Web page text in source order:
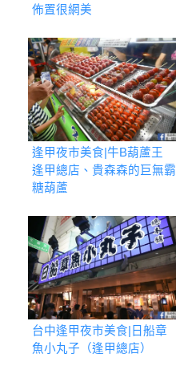
佈置很網美
逢甲夜市美食|牛B葫蘆王
逢甲總店、貴森森的巨無霸
糖葫蘆
台中逢甲夜市美食|日船章
魚小丸子（逢甲總店）